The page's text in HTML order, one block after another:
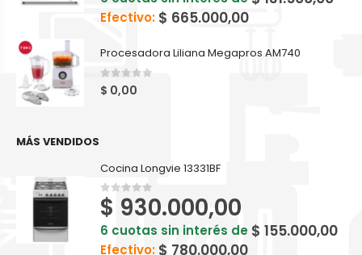
Efectivo: $ 665.000,00
Procesadora Liliana Megapros AM740
0 out of 5
$ 0,00
MÁS VENDIDOS
Cocina Longvie 13331BF
0out of 5
$ 930.000,00
6 cuotas sin interés de $ 155.000,00
Efectivo: $ 780.000,00